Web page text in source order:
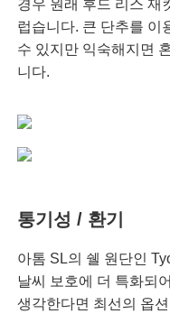
경우 원래 후드 리스 재
럽습니다. 큰 단추를 이
수 있지만 익숙해지면
니다.
통기성 / 환기
아톰 SL의 쉘 원단인
날씨 보호에 더 특화되
생각한다면 최선의 옵